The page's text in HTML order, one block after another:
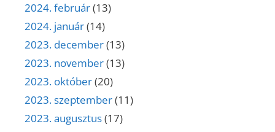
2024. február(13)
2024. január(14)
2023. december(13)
2023. november(13)
2023. október(20)
2023. szeptember(11)
2023. augusztus(17)